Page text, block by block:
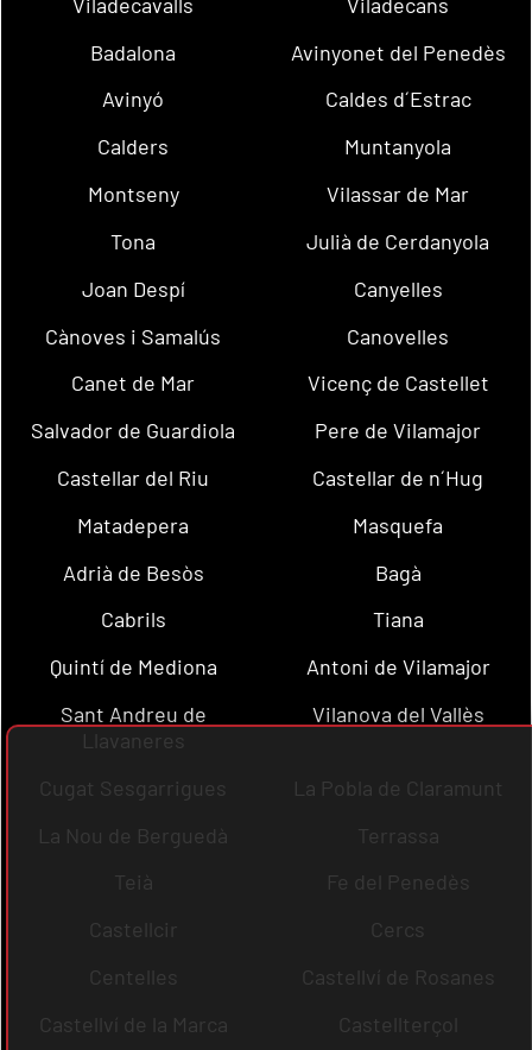
Badalona
Avinyonet del Penedès
Avinyó
Caldes d´Estrac
Calders
Muntanyola
Montseny
Vilassar de Mar
Tona
Julià de Cerdanyola
Joan Despí
Canyelles
Cànoves i Samalús
Canovelles
Canet de Mar
Vicenç de Castellet
Salvador de Guardiola
Pere de Vilamajor
Castellar del Riu
Castellar de n´Hug
Matadepera
Masquefa
Adrià de Besòs
Bagà
Cabrils
Tiana
Quintí de Mediona
Antoni de Vilamajor
Sant Andreu de
Llavaneres
Vilanova del Vallès
Cugat Sesgarrigues
La Pobla de Claramunt
La Nou de Berguedà
Terrassa
Teià
Fe del Penedès
Castellcir
Cercs
Centelles
Castellví de Rosanes
Castellví de la Marca
Castellterçol